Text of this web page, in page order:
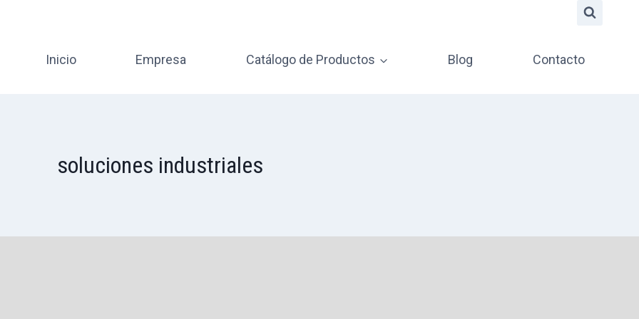
Inicio Empresa Catálogo de Productos Blog Contacto
soluciones industriales